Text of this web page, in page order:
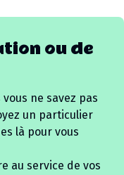
ou de
ne savez pas
un particulier
là pour vous
au service de vos